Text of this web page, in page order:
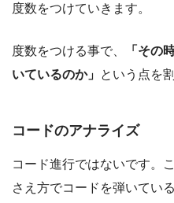
度数をつけていきます。
度数をつける事で、
「その
いているのか」 という点を
コードのアナライズ
コード進行ではないです。
さえ方でコードを弾いてい